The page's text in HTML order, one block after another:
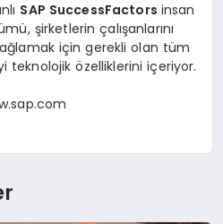
SAP SuccessFactors insan
şirketlerin çalışanlarını
için gerekli olan tüm
teknolojik özelliklerini içeriyor.